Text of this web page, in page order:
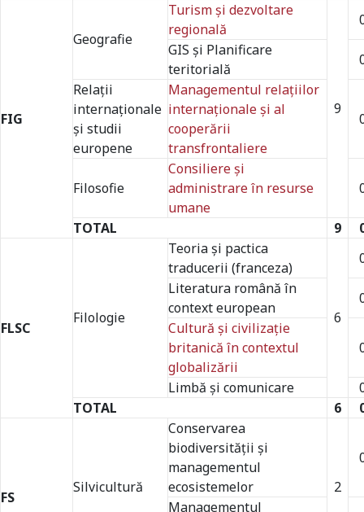
FIG
Geografie
Turism şi dezvoltare
regională
9
GIS şi Planificare
teritorială
Relaţii
internaţionale
şi studii
europene
Managementul relaţiilor
internaţionale şi al
cooperării
transfrontaliere
Filosofie
Consiliere şi
administrare în resurse
umane
TOTAL 9
FLSC
Filologie
Teoria şi pactica
traducerii (franceza)
6
Literatura română în
context european
Cultură şi civilizaţie
britanică în contextul
globalizării
Limbă şi comunicare
TOTAL
6
FS
Silvicultură
Conservarea
biodiversităţii şi
managementul
ecosistemelor
2
Managementul